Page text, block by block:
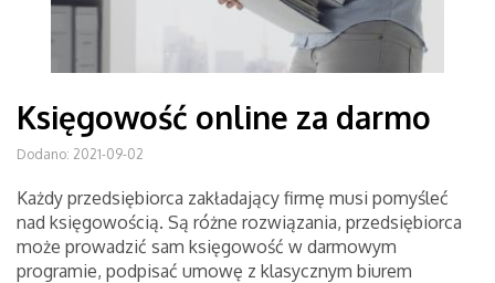
Księgowość online za darmo
Dodano: 2021-09-02
Każdy przedsiębiorca zakładający firmę musi pomyśleć
nad księgowością. Są różne rozwiązania, przedsiębiorca
może prowadzić sam księgowość w darmowym
programie, podpisać umowę z klasycznym biurem